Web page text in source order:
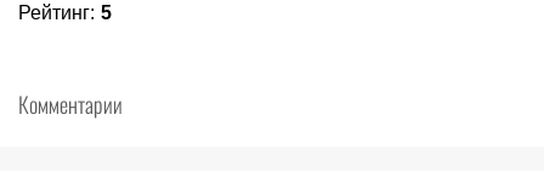
Рейтинг: 5
Комментарии